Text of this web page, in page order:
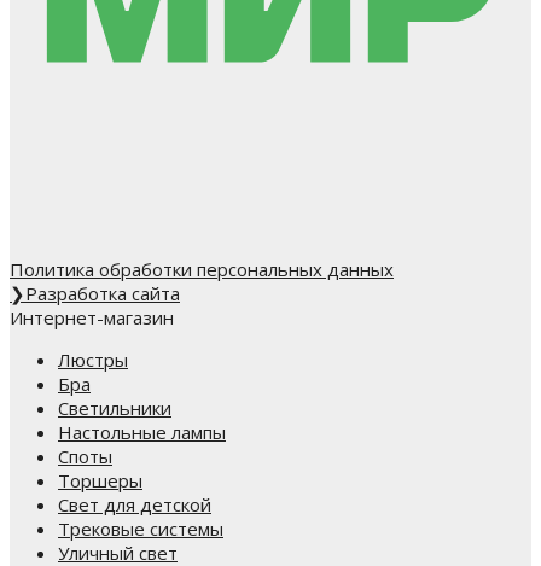
Политика обработки персональных данных
❯Разработка сайта
Интернет-магазин
Люстры
Бра
Светильники
Настольные лампы
Споты
Торшеры
Свет для детской
Трековые системы
Уличный свет